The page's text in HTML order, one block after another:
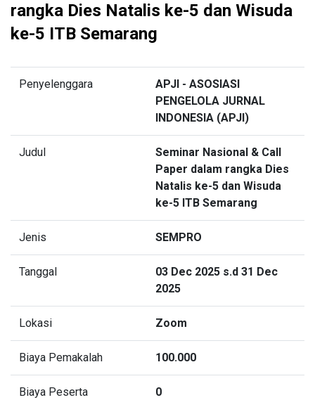
rangka Dies Natalis ke-5 dan Wisuda
ke-5 ITB Semarang
Penyelenggara
APJI - ASOSIASI
PENGELOLA JURNAL
INDONESIA (APJI)
Judul
Seminar Nasional & Call
Paper dalam rangka Dies
Natalis ke-5 dan Wisuda
ke-5 ITB Semarang
Jenis SEMPRO
Tanggal
03 Dec 2025 s.d 31 Dec
2025
Lokasi Zoom
Biaya Pemakalah 100.000
Biaya Peserta 0